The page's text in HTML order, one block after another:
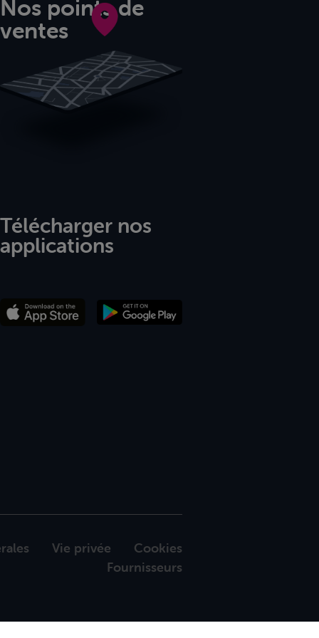
Nos points de
ventes
Télécharger nos
applications
Vie privée
Cookies
Fournisseurs